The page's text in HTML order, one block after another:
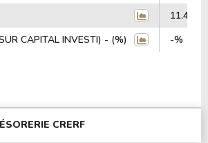
11.43%
CAPITAL INVESTI) - (%)
-%
CRERF